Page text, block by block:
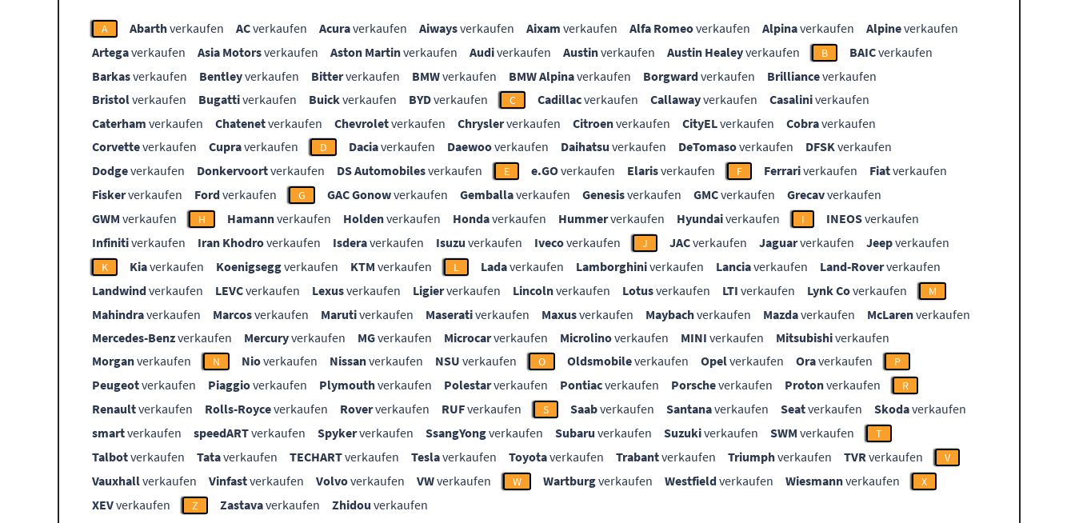
A Abarthverkaufen ACverkaufen Acuraverkaufen Aiwaysverkaufen Aixam verkaufen Alfa Romeoverkaufen Alpinaverkaufen Alpineverkaufen
Artegaverkaufen Asia Motorsverkaufen Aston Martinverkaufen Audiverkaufen Austinverkaufen Austin Healeyverkaufen B BAICverkaufen
Barkasverkaufen Bentleyverkaufen Bitterverkaufen BMWverkaufen BMW Alpinaverkaufen Borgwardverkaufen Brillianceverkaufen
Bristolverkaufen Bugattiverkaufen Buickverkaufen BYDverkaufen C Cadillacverkaufen Callawayverkaufen Casaliniverkaufen
Caterham verkaufen Chatenetverkaufen Chevroletverkaufen Chryslerverkaufen Citroenverkaufen CityELverkaufen Cobraverkaufen
Corvetteverkaufen Cupraverkaufen D Daciaverkaufen Daewooverkaufen Daihatsu verkaufen DeTomasoverkaufen DFSKverkaufen
Dodgeverkaufen Donkervoortverkaufen DS Automobilesverkaufen E e.GOverkaufen Elarisverkaufen F Ferrariverkaufen Fiatverkaufen
Fiskerverkaufen Fordverkaufen G GAC Gonowverkaufen Gemballaverkaufen Genesisverkaufen GMCverkaufen Grecavverkaufen
GWM verkaufen H Hamannverkaufen Holdenverkaufen Hondaverkaufen Hummerverkaufen Hyundaiverkaufen I INEOSverkaufen
Infinitiverkaufen Iran Khodroverkaufen Isderaverkaufen Isuzu verkaufen Ivecoverkaufen J JACverkaufen Jaguarverkaufen Jeepverkaufen
K Kiaverkaufen Koenigseggverkaufen KTM verkaufen L Ladaverkaufen Lamborghiniverkaufen Lanciaverkaufen Land-Roververkaufen
Landwindverkaufen LEVCverkaufen Lexusverkaufen Ligierverkaufen Lincolnverkaufen Lotusverkaufen LTI verkaufen Lynk Coverkaufen M
Mahindraverkaufen Marcosverkaufen Marutiverkaufen Maserativerkaufen Maxusverkaufen Maybachverkaufen Mazdaverkaufen McLarenverkaufen
Mercedes-Benzverkaufen Mercuryverkaufen MGverkaufen Microcarverkaufen Microlinoverkaufen MINI verkaufen Mitsubishiverkaufen
Morganverkaufen N Nioverkaufen Nissanverkaufen NSU verkaufen O Oldsmobileverkaufen Opelverkaufen Oraverkaufen P
Peugeotverkaufen Piaggioverkaufen Plymouthverkaufen Polestarverkaufen Pontiacverkaufen Porscheverkaufen Protonverkaufen R
Renaultverkaufen Rolls-Royceverkaufen Roververkaufen RUFverkaufen S Saabverkaufen Santanaverkaufen Seatverkaufen Skodaverkaufen
smartverkaufen speedARTverkaufen Spykerverkaufen SsangYongverkaufen Subaru verkaufen Suzukiverkaufen SWM verkaufen T
Talbotverkaufen Tataverkaufen TECHARTverkaufen Teslaverkaufen Toyotaverkaufen Trabantverkaufen Triumphverkaufen TVRverkaufen V
Vauxhallverkaufen Vinfastverkaufen Volvoverkaufen VWverkaufen W Wartburgverkaufen Westfieldverkaufen Wiesmannverkaufen X
XEVverkaufen Z Zastavaverkaufen Zhidou verkaufen